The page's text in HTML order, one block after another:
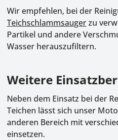
Wir empfehlen, bei der
Teichschlammsaugerzu
Partikel und andere
Wasser herauszufiltern.
Weitere
Neben dem Einsatz bei der
Teichen lässt sich unser
anderen Bereich mit
einsetzen.